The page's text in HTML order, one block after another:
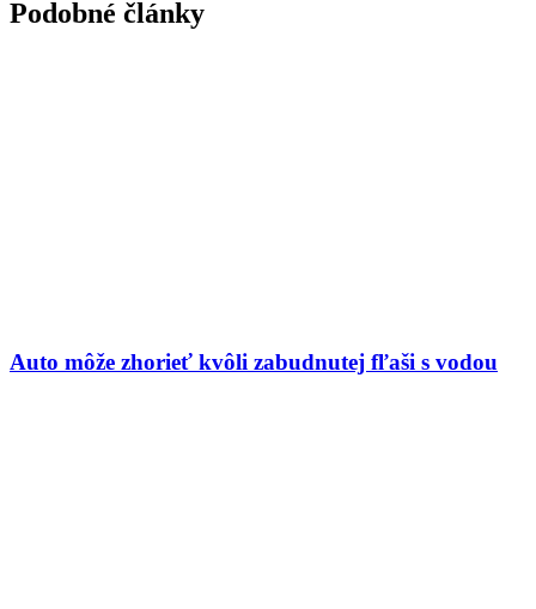
Podobné články
Auto môže zhorieť kvôli zabudnutej fľaši s vodou